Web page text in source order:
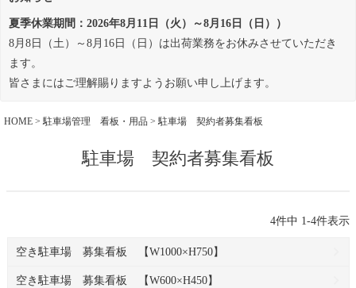
夏季休業期間：2026年8月11日（火）～8月16日（日））
8月8日（土）～8月16日（日）は出荷業務をお休みさせていただき
ます。
皆さまにはご理解賜りますようお願い申し上げます。
HOME 駐車場管理 看板・用品 駐車場 契約者募集看板
駐車場 契約者募集看板
4件中 1-4件表示
空き駐車場 募集看板 【W1000×H750】
空き駐車場 募集看板 【W600×H450】